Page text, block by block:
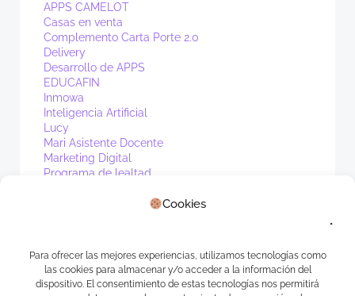
Cookies
Para ofrecer las mejores experiencias, utilizamos tecnologías como
las cookies para almacenar y/o acceder a la información del
dispositivo. El consentimiento de estas tecnologías nos permitirá
APPS CAMELOT
Casas en venta
Complemento Carta Porte 2.0
Delivery
Desarrollo de APPS
EDUCAFIN
Inmowa
Inteligencia Artificial
Lucy
Mari Asistente Docente
Marketing Digital
Programa de lealtad
WhatsApp
Meta